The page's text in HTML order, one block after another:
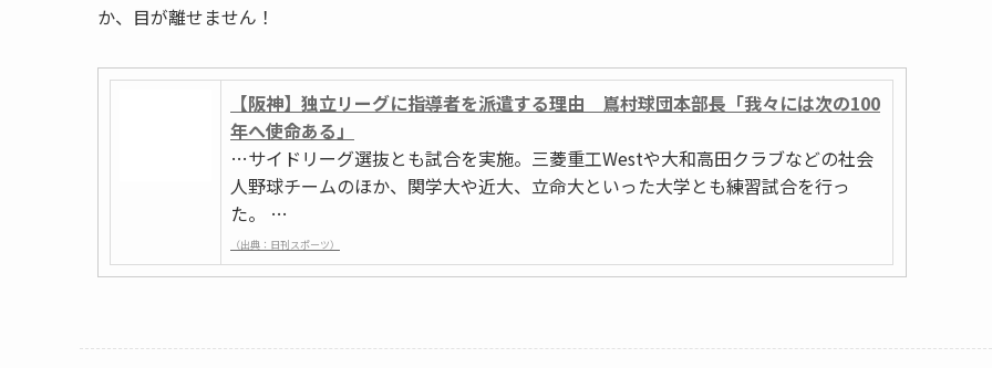
か、目が離せません！
【阪神】独立リーグに指導者を派遣する理由 嶌村球団本部長「我々には次の100
年へ使命ある」
…サイドリーグ選抜とも試合を実施。三菱重工Westや大和高田クラブなどの社会
人野球チームのほか、関学大や近大、立命大といった大学とも練習試合を行っ
た。 …
（出典：日刊スポーツ）